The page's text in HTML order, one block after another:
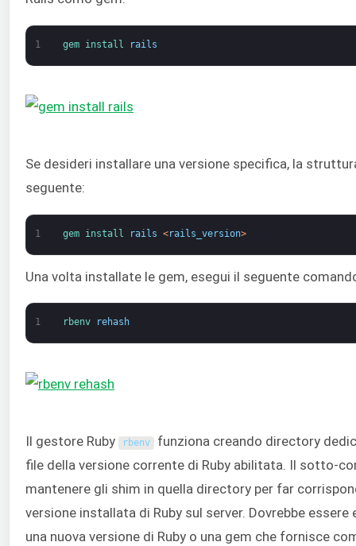
1 gem install rails
Se desideri installare una versione specifica, la
seguente:
1 gem install rails <rails_version>
Una volta installate le gem, esegui il seguente
1 rbenv rehash
Il gestore Ruby rbenv funziona creando directory
file della versione corrente di Ruby abilitata. Il sotto-
mantenere gli shim in quella directory per far
versione installata di Ruby sul server. Dovrebbe
una nuova versione di Ruby o una gem che fornisce